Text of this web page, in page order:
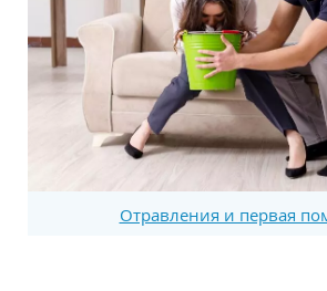
Отравления и первая